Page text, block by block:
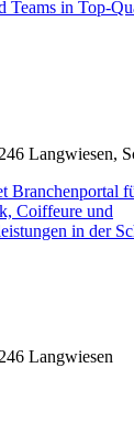
Langwiesen,
Langwiesen